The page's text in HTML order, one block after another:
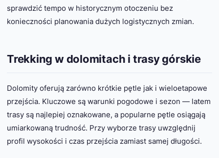
sprawdzić tempo w historycznym otoczeniu bez
konieczności planowania dużych logistycznych zmian.
Trekking w dolomitach i trasy górskie
Dolomity oferują zarówno krótkie pętle jak i wieloetapowe
przejścia. Kluczowe są warunki pogodowe i sezon — latem
trasy są najlepiej oznakowane, a popularne pętle osiągają
umiarkowaną trudność. Przy wyborze trasy uwzględnij
profil wysokości i czas przejścia zamiast samej długości.